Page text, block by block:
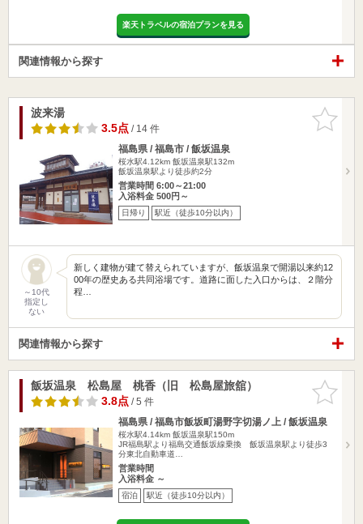
楽天トラベルの宿泊プランを見る
関連情報から探す
お気に入
りに追加
波来湯
3.5点/ 14 件
福島県 / 福島市 / 飯坂温泉
桜水駅4.12km 飯坂温泉駅132m
飯坂温泉駅より徒歩約2分
営業時間 6:00～21:00
入浴料金 500円～
日帰り 駅近（徒歩10分以内）
～10代
指定し
ない
新しく建物が建て替えられていますが、飯坂温泉で開湯以来約12
00年の歴史ある共同浴場です。道路に面した入口からは、２階分
程…
関連情報から探す
お気に入
りに追加
飯坂温泉 松島屋 桃香（旧 松島屋旅舘）
3.8点/ 5 件
福島県 / 福島市飯坂町湯野字切湯ノ上 / 飯坂温泉
桜水駅4.14km 飯坂温泉駅150m
JR福島駅より福島交通飯坂線乗換 飯坂温泉駅より徒歩3
分東北自動車道…
営業時間
入浴料金 ～
宿泊 駅近（徒歩10分以内）